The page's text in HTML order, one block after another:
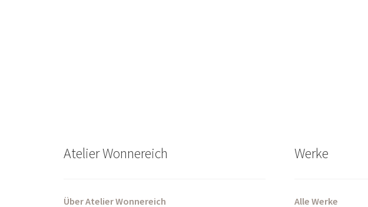
Atelier Wonnereich
Über Atelier Wonnereich
Werke
Alle Werke